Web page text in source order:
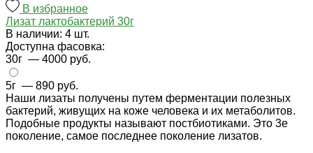
В избранное
Лизат лактобактерий 30г
В наличии: 4 шт.
Доступна фасовка:
30г — 4000 руб.
5г — 890 руб.
Наши лизаты получены путем ферментации полезных
бактерий, живущих на коже человека и их метаболитов.
Подобные продукты называют постбиотиками. Это 3е
поколение, самое последнее поколение лизатов.